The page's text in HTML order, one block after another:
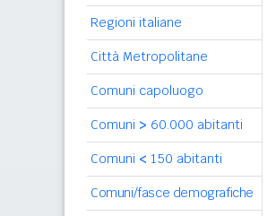
Regioni italiane
Città Metropolitane
Comuni capoluogo
Comuni > 60.000 abitanti
Comuni < 150 abitanti
Comuni/fasce demografiche